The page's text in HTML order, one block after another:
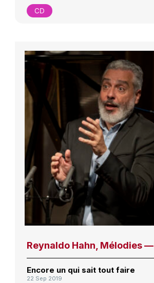
CD
Reynaldo Hahn, Mélodies —
Encore un qui sait tout faire
22 Sep 2019